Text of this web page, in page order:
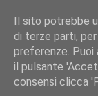
CHI SIAMO LE
Il sito potrebbe
di terze parti,
preferenze.
il pulsante
consensi clicca